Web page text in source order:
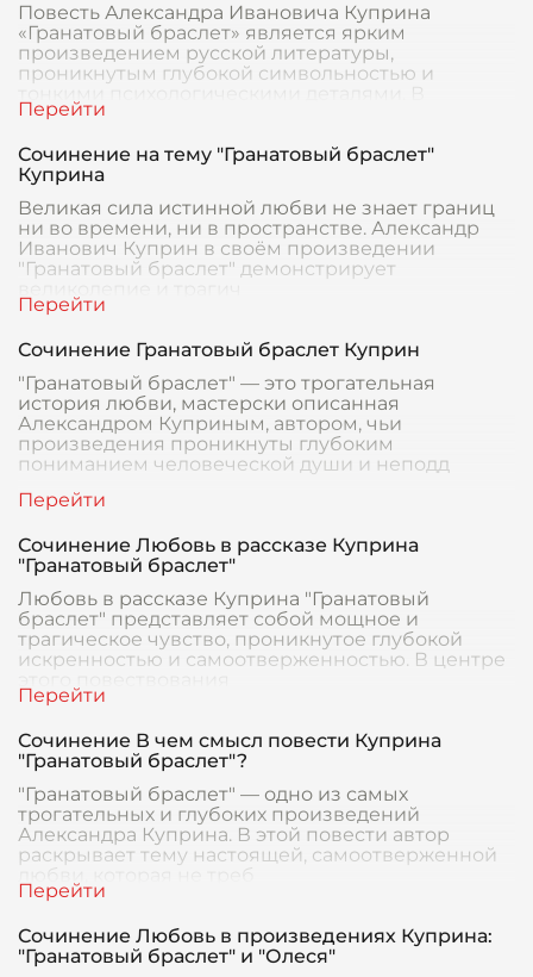
Повесть Александра Ивановича Куприна
«Гранатовый браслет» является ярким
произведением русской литературы,
проникнутым глубокой символьностью и
тонкими психологическими деталями. В
Сочинение на тему "Гранатовый браслет"
Куприна
Великая сила истинной любви не знает границ
ни во времени, ни в пространстве. Александр
Иванович Куприн в своём произведении
"Гранатовый браслет" демонстрирует
Сочинение Гранатовый браслет Куприн
"Гранатовый браслет" — это трогательная
история любви, мастерски описанная
Александром Куприным, автором, чьи
произведения проникнуты глубоким
пониманием человеческой души и неподд
Сочинение Любовь в рассказе Куприна
"Гранатовый браслет"
Любовь в рассказе Куприна "Гранатовый
браслет" представляет собой мощное и
трагическое чувство, проникнутое глубокой
искренностью и самоотверженностью. В центре
Сочинение В чем смысл повести Куприна
"Гранатовый браслет"?
"Гранатовый браслет" — одно из самых
трогательных и глубоких произведений
Александра Куприна. В этой повести автор
раскрывает тему настоящей, самоотверженной
любви, которая не треб
Сочинение Любовь в произведениях Куприна:
"Гранатовый браслет" и "Олеся"